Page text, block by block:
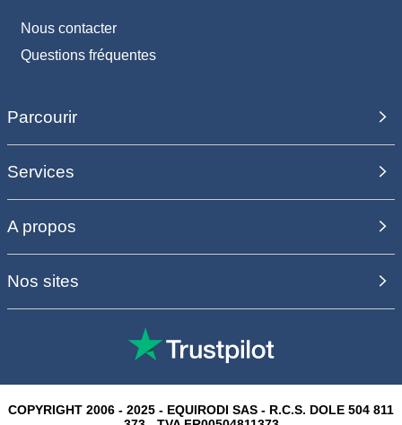
Nous contacter
Questions fréquentes
Parcourir
Services
A propos
Nos sites
COPYRIGHT 2006 - 2025 - EQUIRODI SAS - R.C.S. DOLE 504 811